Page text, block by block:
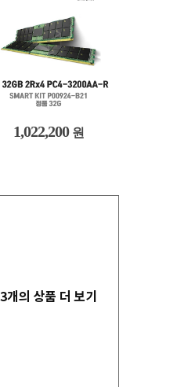
1,022,200 원
3개의 상품 더 보기